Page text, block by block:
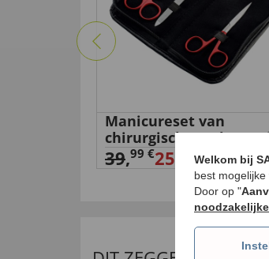
Manicureset van
chirurgisch staal
39,99 €25, 00 €
Welkom bij
best mogelijke
Door op "